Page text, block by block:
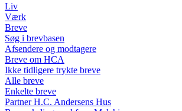
Liv
Værk
Breve
Søg i brevbasen
Afsendere og modtagere
Breve om HCA
Ikke tidligere trykte breve
Alle breve
Enkelte breve
Partner H.C. Andersens Hus